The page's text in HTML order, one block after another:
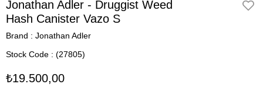
Jonathan Adler - Druggist Weed
Hash Canister Vazo S
Brand : Jonathan Adler
Stock Code
(27805)
₺19.500,00